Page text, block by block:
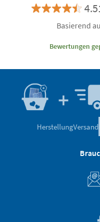
Basierend
Bewertungen
HerstellungVersand